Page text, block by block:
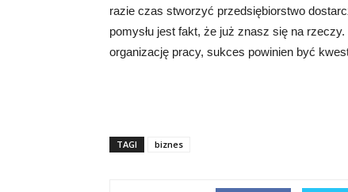
razie czas stworzyć przedsiębiorstwo
pomysłu jest fakt, że już znasz się na
organizację pracy, sukces powinien być
TAGI biznes